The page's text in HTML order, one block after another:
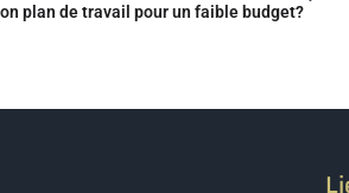
plan de travail pour un faible budget?